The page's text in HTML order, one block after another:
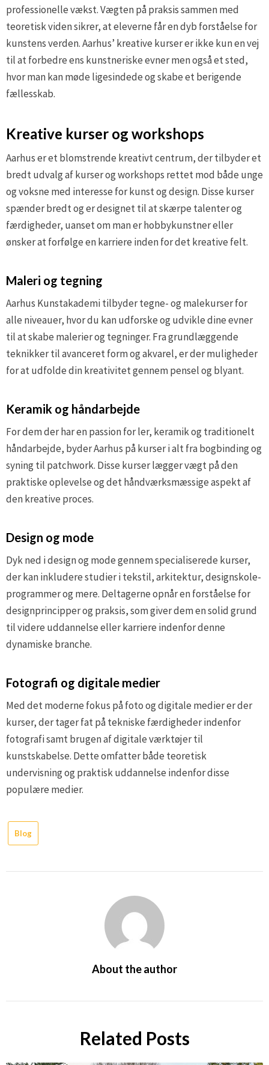
professionelle vækst. Vægten på praksis sammen med
teoretisk viden sikrer, at eleverne får en dyb forståelse for
kunstens verden. Aarhus’ kreative kurser er ikke kun en vej
til at forbedre ens kunstneriske evner men også et sted,
hvor man kan møde ligesindede og skabe et berigende
fællesskab.
Kreative kurser og workshops
Aarhus er et blomstrende kreativt centrum, der tilbyder et
bredt udvalg af kurser og workshops rettet mod både unge
og voksne med interesse for kunst og design. Disse kurser
spænder bredt og er designet til at skærpe talenter og
færdigheder, uanset om man er hobbykunstner eller
ønsker at forfølge en karriere inden for det kreative felt.
Maleri og tegning
Aarhus Kunstakademi tilbyder tegne- og malekurser for
alle niveauer, hvor du kan udforske og udvikle dine evner
til at skabe malerier og tegninger. Fra grundlæggende
teknikker til avanceret form og akvarel, er der muligheder
for at udfolde din kreativitet gennem pensel og blyant.
Keramik og håndarbejde
For dem der har en passion for ler, keramik og traditionelt
håndarbejde, byder Aarhus på kurser i alt fra bogbinding og
syning til patchwork. Disse kurser lægger vægt på den
praktiske oplevelse og det håndværksmæssige aspekt af
den kreative proces.
Design og mode
Dyk ned i design og mode gennem specialiserede kurser,
der kan inkludere studier i tekstil, arkitektur, designskole-
programmer og mere. Deltagerne opnår en forståelse for
designprincipper og praksis, som giver dem en solid grund
til videre uddannelse eller karriere indenfor denne
dynamiske branche.
Fotografi og digitale medier
Med det moderne fokus på foto og digitale medier er der
kurser, der tager fat på tekniske færdigheder indenfor
fotografi samt brugen af digitale værktøjer til
kunstskabelse. Dette omfatter både teoretisk
undervisning og praktisk uddannelse indenfor disse
populære medier.
Blog
About the author
Related Posts